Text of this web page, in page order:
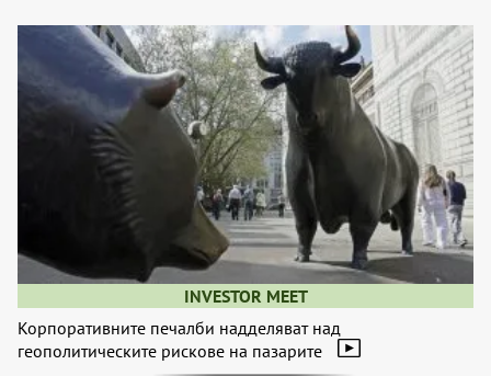
INVESTOR MEET
Корпоративните печалби надделяват над
геополитическите рискове на пазарите